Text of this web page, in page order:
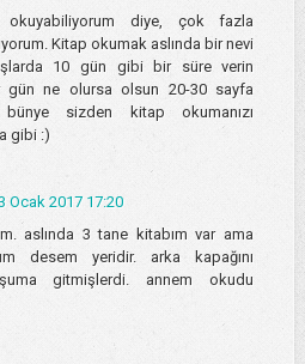
diye, çok fazla
Kitap okumak aslında bir nevi
10 gün gibi bir süre verin
gün ne olursa olsun 20-30 sayfa
sizden kitap okumanızı
gibi :)
Ocak 2017 17:20
aslında 3 tane kitabım var ama
desem yeridir. arka kapağını
gitmişlerdi. annem okudu